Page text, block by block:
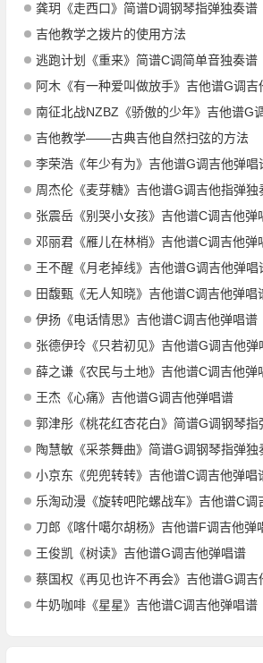
龚玥《走西口》简谱D调钢琴指弹独奏谱
吉他教学之拨片的使用方法
逃跑计划《重来》简谱C调简单音独奏谱
阿木《有一种爱叫做放手》吉他谱G调吉
南征北战NZBZ《骄傲的少年》吉他谱G
吉他教学——古典吉他自然扫弦的方法
李荣浩《年少有为》吉他谱G调吉他弹唱
周杰伦《麦芽糖》吉他谱G调吉他指弹独
张震岳《别哭小女孩》吉他谱C调吉他弹
邓丽君《雁儿在林梢》吉他谱C调吉他弹
王不醒《月老掉线》吉他谱G调吉他弹唱
田馥甄《无人知晓》吉他谱C调吉他弹唱
伊扬《电话情思》吉他谱C调吉他弹唱谱
张德伊玲《只若初见》吉他谱G调吉他弹
薛之谦《农民与土地》吉他谱C调吉他弹
王杰《心痛》吉他谱G调吉他弹唱谱
郭津彤《桃花红杏花白》简谱G调钢琴指
陶慧敏《采茶舞曲》简谱G调钢琴指弹独
小京东《兜兜转转》吉他谱C调吉他弹唱
乐淘动漫《旋转吧陀螺战车》吉他谱C调
刀郎《喀什噶尔胡杨》吉他谱F调吉他弹
王俊凯《树读》吉他谱G调吉他弹唱谱
蔡国权《再见也许不再会》吉他谱G调吉
牛奶咖啡《星星》吉他谱C调吉他弹唱谱